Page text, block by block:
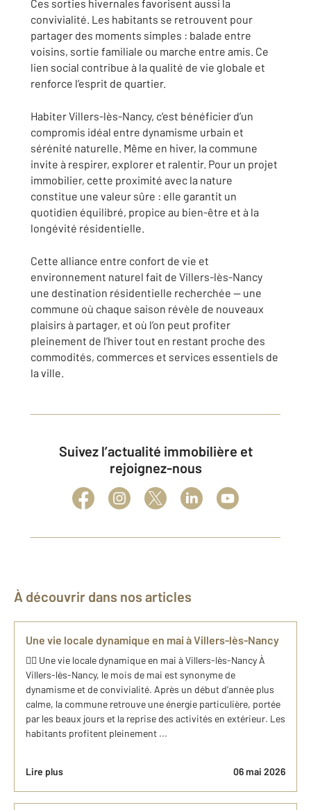
Ces sorties hivernales favorisent aussi la
convivialité. Les habitants se retrouvent pour
partager des moments simples : balade entre
voisins, sortie familiale ou marche entre amis. Ce
lien social contribue à la qualité de vie globale et
renforce l’esprit de quartier.
Habiter Villers-lès-Nancy, c’est bénéficier d’un
compromis idéal entre dynamisme urbain et
sérénité naturelle. Même en hiver, la commune
invite à respirer, explorer et ralentir. Pour un projet
immobilier, cette proximité avec la nature
constitue une valeur sûre : elle garantit un
quotidien équilibré, propice au bien-être et à la
longévité résidentielle.
Cette alliance entre confort de vie et
environnement naturel fait de Villers-lès-Nancy
une destination résidentielle recherchée — une
commune où chaque saison révèle de nouveaux
plaisirs à partager, et où l’on peut profiter
pleinement de l’hiver tout en restant proche des
commodités, commerces et services essentiels de
la ville.
Suivez l’actualité immobilière et
rejoignez-nous
À découvrir dans nos articles
Une vie locale dynamique en mai à Villers-lès-Nancy
🚴‍♂️ Une vie locale dynamique en mai à Villers-lès-Nancy À
Villers-lès-Nancy, le mois de mai est synonyme de
dynamisme et de convivialité. Après un début d’année plus
calme, la commune retrouve une énergie particulière, portée
par les beaux jours et la reprise des activités en extérieur. Les
habitants profitent pleinement ...
Lire plus 06 mai 2026